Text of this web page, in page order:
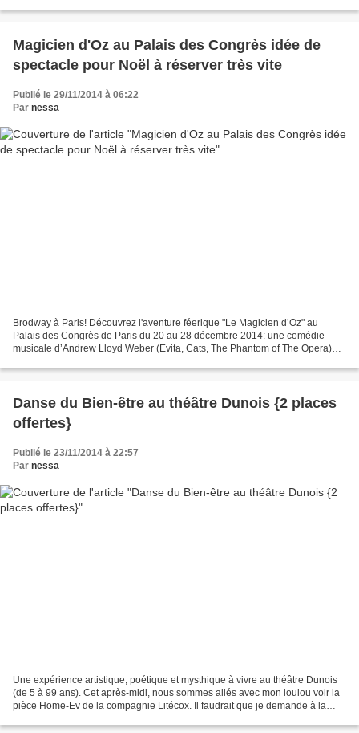
Magicien d'Oz au Palais des Congrès idée de
spectacle pour Noël à réserver très vite
Publié le 29/11/2014 à 06:22
Par nessa
Brodway à Paris! Découvrez l'aventure féerique "Le Magicien d’Oz" au
Palais des Congrès de Paris du 20 au 28 décembre 2014: une comédie
musicale d’Andrew Lloyd Weber (Evita, Cats, The Phantom of The Opera)
Danse du Bien-être au théâtre Dunois {2 places
offertes}
Publié le 23/11/2014 à 22:57
Par nessa
Une expérience artistique, poétique et mysthique à vivre au théâtre Dunois
(de 5 à 99 ans). Cet après-midi, nous sommes allés avec mon loulou voir la
pièce Home-Ev de la compagnie Litécox. Il faudrait que je demande à la